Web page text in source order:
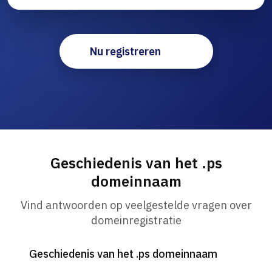
Nu registreren
Geschiedenis van het .ps
domeinnaam
Vind antwoorden op veelgestelde vragen over
domeinregistratie
Geschiedenis van het .ps domeinnaam